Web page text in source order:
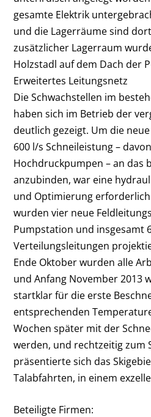
gesamte Elektrik
und die Lagerräume sind
zusätzlicher Lagerraum
Holzstadl auf dem Dach der
Erweitertes Leitungsnetz
Die Schwachstellen im
haben sich im Betrieb der
deutlich gezeigt. Um die
600 l/s Schneileistung –
Hochdruckpumpen – an das
anzubinden, war eine
und Optimierung
wurden vier neue
Pumpstation und insgesamt
Verteilungsleitungen
Ende Oktober wurden alle
und Anfang November 2013
startklar für die erste
entsprechenden
Wochen später mit der
werden, und rechtzeitig zum
präsentierte sich das
Talabfahrten, in einem
Beteiligte Firmen: